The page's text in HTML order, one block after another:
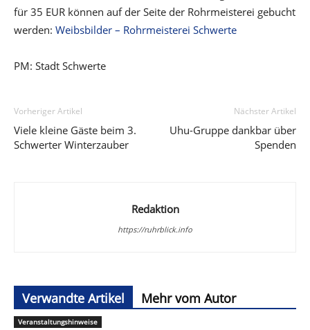
für 35 EUR können auf der Seite der Rohrmeisterei gebucht
werden: Weibsbilder – Rohrmeisterei Schwerte
PM: Stadt Schwerte
Vorheriger Artikel
Viele kleine Gäste beim 3.
Schwerter Winterzauber
Nächster Artikel
Uhu-Gruppe dankbar über
Spenden
Redaktion
https://ruhrblick.info
Verwandte Artikel Mehr vom Autor
Veranstaltungshinweise